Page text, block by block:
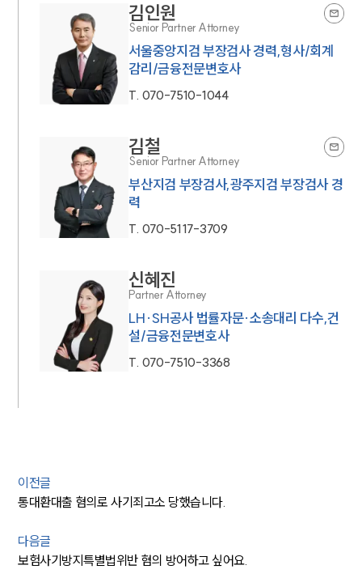
김인원
Senior Partner Attorney
서울중앙지검 부장검사 경력,형사/회계
감리/금융전문변호사
T. 070-7510-1044
김철
Senior Partner Attorney
부산지검 부장검사,광주지검 부장검사 경
력
T. 070-5117-3709
신혜진
Partner Attorney
LH·SH공사 법률자문·소송대리 다수,건
설/금융전문변호사
T. 070-7510-3368
이전글
통대환대출 혐의로 사기죄고소 당했습니다.
다음글
보험사기방지특별법위반 혐의 방어하고 싶어요.